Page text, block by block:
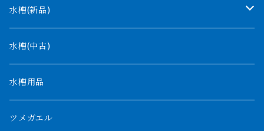
タンガニーカ
モケレンベンベ
デルヘッジ
ザイールグリーン
パルマス
水槽(新品)
1200mm以下
1500mm
1800mm
水槽(中古)
水槽用品
ツメガエル